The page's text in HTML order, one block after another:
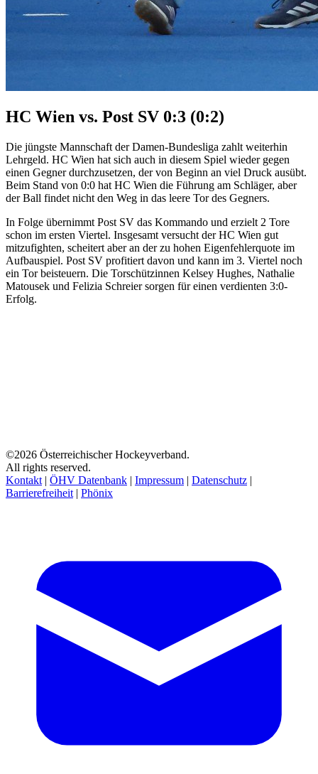
HC Wien vs. Post SV 0:3 (0:2)
Die jüngste Mannschaft der Damen-Bundesliga zahlt weiterhin
Lehrgeld. HC Wien hat sich auch in diesem Spiel wieder gegen
einen Gegner durchzusetzen, der von Beginn an viel Druck ausübt.
Beim Stand von 0:0 hat HC Wien die Führung am Schläger, aber
der Ball findet nicht den Weg in das leere Tor des Gegners.
In Folge übernimmt Post SV das Kommando und erzielt 2 Tore
schon im ersten Viertel. Insgesamt versucht der HC Wien gut
mitzufighten, scheitert aber an der zu hohen Eigenfehlerquote im
Aufbauspiel. Post SV profitiert davon und kann im 3. Viertel noch
ein Tor beisteuern. Die Torschützinnen Kelsey Hughes, Nathalie
Matousek und Felizia Schreier sorgen für einen verdienten 3:0-
Erfolg.
©2026 Österreichischer Hockeyverband.
All rights reserved.
Kontakt | ÖHV Datenbank | Impressum | Datenschutz |
Barrierefreiheit | Phönix